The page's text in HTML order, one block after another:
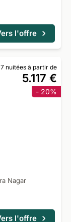
l'offre
7 nuitées à partir de
5.117 €
- 20%
Nagar
l'offre